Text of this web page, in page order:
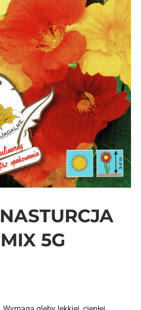
5G